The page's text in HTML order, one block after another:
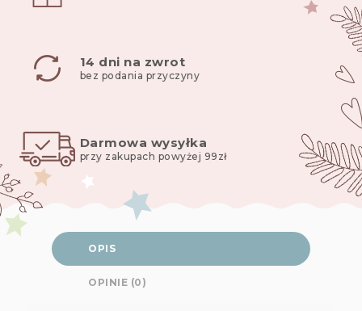
14 dni na zwrot
bez podania przyczyny
Darmowa wysyłka
przy zakupach powyżej 99zł
OPIS
OPINIE (0)